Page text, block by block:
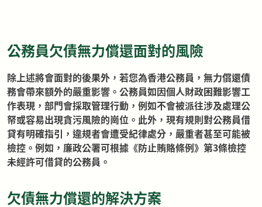
公務員欠債無力償還面對的風險
除上述將會面對的後果外，若您為香港公務員，無力償還債
務會帶來額外的嚴重影響。公務員如因個人財政困難影響工
作表現，部門會採取管理行動，例如不會被派往涉及處理公
帑或容易出現貪污風險的崗位。此外，現有規則對公務員借
貸有明確指引，違規者會遭受紀律處分，嚴重者甚至可能被
檢控。例如，廉政公署可根據《防止賄賂條例》第3條檢控
未經許可借貸的公務員。
欠債無力償還的解決方案